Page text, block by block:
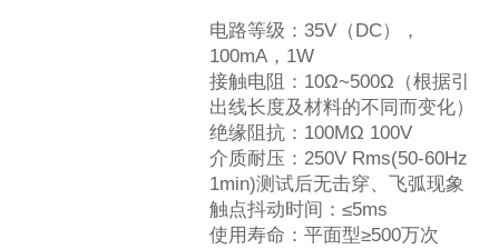
电路等级：35V（DC），
100mA，1W
接触电阻：10Ω~500Ω（根据引
出线长度及材料的不同而变化）
绝缘阻抗：100MΩ 100V
介质耐压：250V Rms(50-60Hz
1min)测试后无击穿、飞弧现象
触点抖动时间：≤5ms
使用寿命：平面型≥500万次